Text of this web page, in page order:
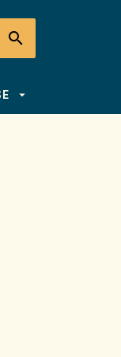
search
arrow_drop_down